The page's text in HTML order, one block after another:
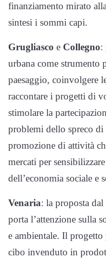
finanziamento mirato
sintesi i sommi capi.
Grugliasco e Collegno:
urbana come strumento
paesaggio, coinvolgere
raccontare i progetti di
stimolare la
problemi dello spreco di
promozione di attività
mercati per
dell’economia sociale e
Venaria: la proposta
porta l’attenzione sulla
e ambientale. Il
cibo invenduto in